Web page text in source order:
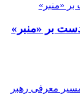
بر «منبر»